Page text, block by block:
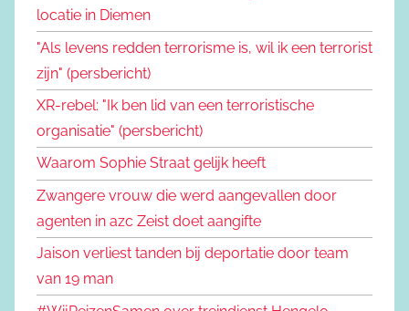
locatie in Diemen
"Als levens redden terrorisme is, wil ik een terrorist
zijn" (persbericht)
XR-rebel: "Ik ben lid van een terroristische
organisatie" (persbericht)
Waarom Sophie Straat gelijk heeft
Zwangere vrouw die werd aangevallen door
agenten in azc Zeist doet aangifte
Jaison verliest tanden bij deportatie door team
van 19 man